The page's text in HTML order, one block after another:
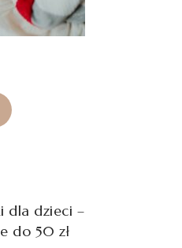
dla dzieci –
do 50 zł